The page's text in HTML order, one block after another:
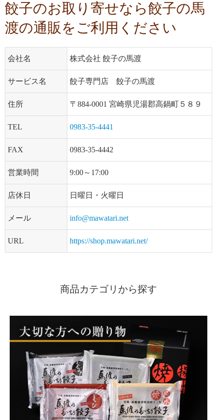
餃子のお取り寄せなら餃子の馬
渡の通販をご利用ください
会社名 株式会社 餃子の馬渡
サービス名 餃子専門店 餃子の馬渡
住所 〒884-0001 宮崎県児湯郡高鍋町５８９
TEL 0983-35-4441
FAX 0983-35-4442
営業時間 9:00～17:00
店休日 日曜日・火曜日
メール info@mawatari.net
URL https://shop.mawatari.net/
商品カテゴリから探す